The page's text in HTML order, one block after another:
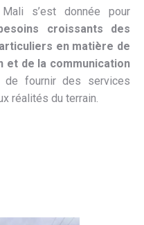
s’est donnée pour
croissants des
en matière de
et de la communication
de fournir des services
réalités du terrain.